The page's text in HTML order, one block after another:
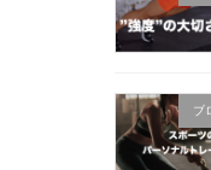
ブ